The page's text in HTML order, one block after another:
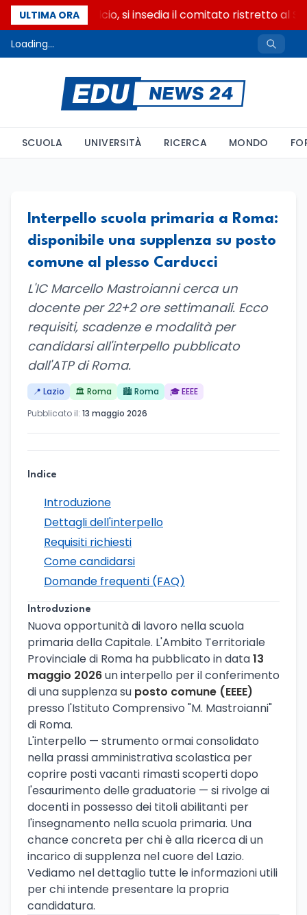
ULTIMA ORA
Riforma del calcio, si insedia il comitato ristretto al
Loading...
SCUOLA UNIVERSITÀ RICERCA MONDO
Interpello scuola primaria a Roma:
disponibile una supplenza su posto
comune al plesso Carducci
L'IC Marcello Mastroianni cerca un
docente per 22+2 ore settimanali. Ecco
requisiti, scadenze e modalità per
candidarsi all'interpello pubblicato
dall'ATP di Roma.
📍 Lazio 🏛️ Roma 🏙️ Roma
🎓 EEEE
Pubblicato il: 13 maggio 2026
Indice
Introduzione
Dettagli dell'interpello
Requisiti richiesti
Come candidarsi
Domande frequenti (FAQ)
Introduzione
Nuova opportunità di lavoro nella scuola
primaria della Capitale. L'Ambito Territoriale
Provinciale di Roma ha pubblicato in data13
maggio 2026un interpello per il conferimento
di una supplenza su posto comune (EEEE)
presso l'Istituto Comprensivo "M. Mastroianni"
di Roma.
L'interpello — strumento ormai consolidato
nella prassi amministrativa scolastica per
coprire posti vacanti rimasti scoperti dopo
l'esaurimento delle graduatorie — si rivolge ai
docenti in possesso dei titoli abilitanti per
l'insegnamento nella scuola primaria. Una
chance concreta per chi è alla ricerca di un
incarico di supplenza nel cuore del Lazio.
Vediamo nel dettaglio tutte le informazioni utili
per chi intende presentare la propria
candidatura.